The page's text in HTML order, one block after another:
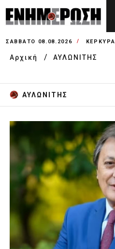
ΣΆΒΒΑΤΟ 08.08.2026 ΚΕΡΚΥΡΑ
Αρχική ΑΥΛΩΝΙΤΗΣ
ΑΥΛΩΝΙΤΗΣ